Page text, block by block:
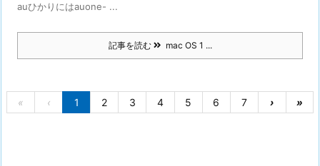
auひかりにはauone- ...
記事を読む mac OS 1 ...
« ‹ 1 2 3 4 5 6 7 › »